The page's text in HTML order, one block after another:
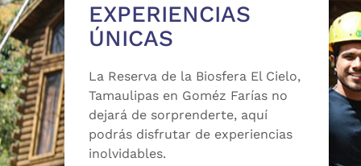
EXPERIENCIAS
ÚNICAS
La Reserva de la Biosfera El Cielo,
Tamaulipas en Goméz Farías no
dejará de sorprenderte, aquí
podrás disfrutar de experiencias
inolvidables.